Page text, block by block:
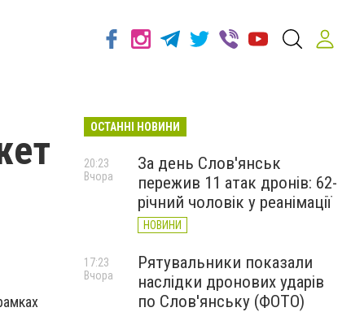
ОСТАННІ НОВИНИ
За день Слов'янськ
пережив 11 атак дронів: 62-
річний чоловік у реанімації
НОВИНИ
20:23
Вчора
Рятувальники показали
наслідки дронових ударів
по Слов'янську (ФОТО)
17:23
Вчора